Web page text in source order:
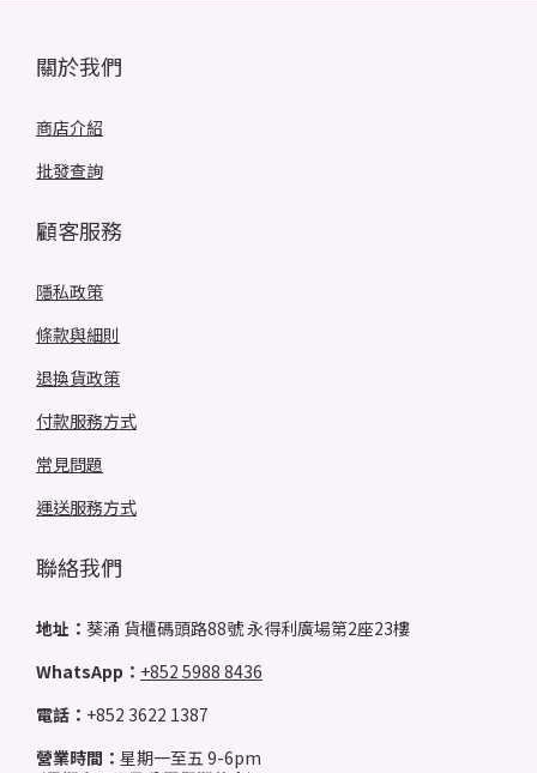
關於我們
商店介紹
批發查詢
顧客服務
隱私政策
條款與細則
退換貨政策
付款服務方式
常見問題
運送服務方式
聯絡我們
地址： 葵涌 貨櫃碼頭路88號 永得利廣場第2座23樓
WhatsApp： +852 5988 8436
電話： +852 3622 1387
營業時間： 星期一至五 9-6pm